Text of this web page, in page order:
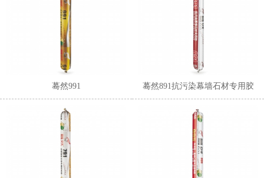
蓦然991 蓦然891抗污染幕墙石材专用胶